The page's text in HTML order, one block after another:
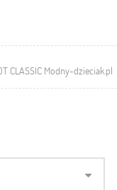
CLASSIC Modny-dzieciak.pl